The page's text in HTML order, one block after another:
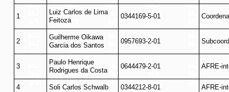
1
Luiz Carlos de Lima
Feitoza
0344169-5-01
2
Guilherme Oikawa
Garcia dos Santos
0957693-2-01
3
Paulo Henrique
Rodrigues da Costa
0644479-2-01 AFRE-
4 Soli Carlos Schwalb 0344212-8-01 AFRE-